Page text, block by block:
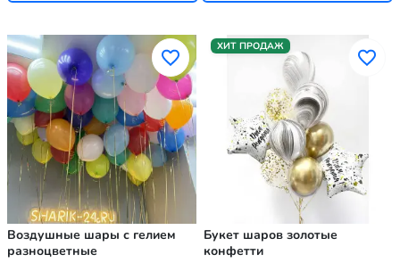
Воздушные шары с гелием
разноцветные
ХИТ ПРОДАЖ
Букет шаров золотые
конфетти